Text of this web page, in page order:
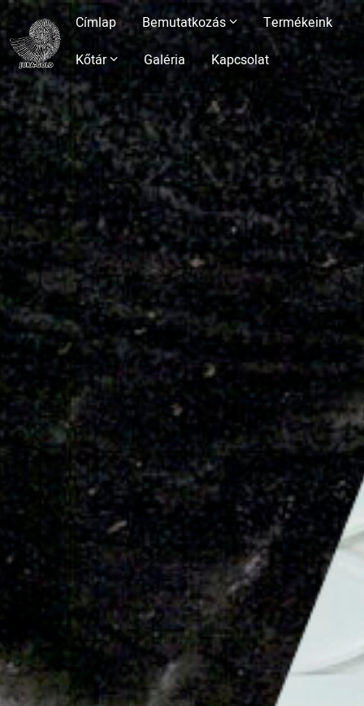
Ugrás
a
tartalomra
Fő
navigáció
Címlap Bemutatkozás
Termékeink
Kőtár
Galéria Kapcsolat